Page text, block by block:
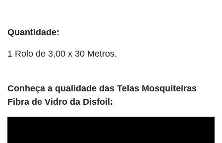
Quantidade:
1 Rolo de 3,00 x 30 Metros.
Conheça a qualidade das Telas Mosquiteiras
Fibra de Vidro da Disfoil: